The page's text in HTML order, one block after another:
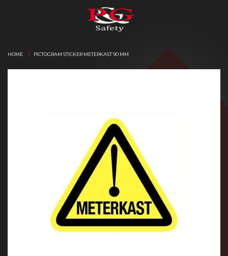
HOME PICTOGRAM STICKER METERKAST 90 MM